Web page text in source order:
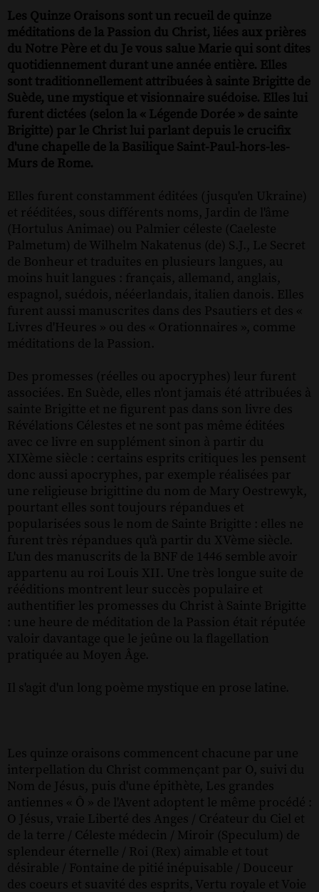
Les Quinze Oraisons sont un recueil de quinze
méditations de la Passion du Christ, liées aux prières
du Notre Père et du Je vous salue Marie qui sont dites
quotidiennement durant une année entière. Elles
sont traditionnellement attribuées à sainte Brigitte de
Suède, une mystique et visionnaire suédoise. Elles lui
furent dictées (selon la « Légende Dorée » de sainte
Brigitte) par le Christ lui parlant depuis le crucifix
d'une chapelle de la Basilique Saint-Paul-hors-les-
Murs de Rome.
Elles furent constamment éditées (jusqu'en Ukraine)
et rééditées, sous différents noms, Jardin de l'âme
(Hortulus Animae) ou Palmier céleste (Caeleste
Palmetum) de Wilhelm Nakatenus (de) S.J., Le Secret
de Bonheur et traduites en plusieurs langues, au
moins huit langues : français, allemand, anglais,
espagnol, suédois, nééerlandais, italien danois. Elles
furent aussi manuscrites dans des Psautiers et des «
Livres d'Heures » ou des « Orationnaires », comme
méditations de la Passion.
Des promesses (réelles ou apocryphes) leur furent
associées. En Suède, elles n'ont jamais été attribuées à
sainte Brigitte et ne figurent pas dans son livre des
Révélations Célestes et ne sont pas même éditées
avec ce livre en supplément sinon à partir du
XIXème siècle : certains esprits critiques les pensent
donc aussi apocryphes, par exemple réalisées par
une religieuse brigittine du nom de Mary Oestrewyk,
pourtant elles sont toujours répandues et
popularisées sous le nom de Sainte Brigitte : elles ne
furent très répandues qu'à partir du XVème siècle.
L'un des manuscrits de la BNF de 1446 semble avoir
appartenu au roi Louis XII. Une très longue suite de
rééditions montrent leur succès populaire et
authentifier les promesses du Christ à Sainte Brigitte
: une heure de méditation de la Passion était réputée
valoir davantage que le jeûne ou la flagellation
pratiquée au Moyen Âge.
Il s'agit d'un long poème mystique en prose latine.
Les quinze oraisons commencent chacune par une
interpellation du Christ commençant par O, suivi du
Nom de Jésus, puis d'une épithète, Les grandes
antiennes « Ô » de l'Avent adoptent le même procédé :
O Jésus, vraie Liberté des Anges / Créateur du Ciel et
de la terre / Céleste médecin / Miroir (Speculum) de
splendeur éternelle / Roi (Rex) aimable et tout
désirable / Fontaine de pitié inépuisable / Douceur
des coeurs et suavité des esprits, Vertu royale et Voie